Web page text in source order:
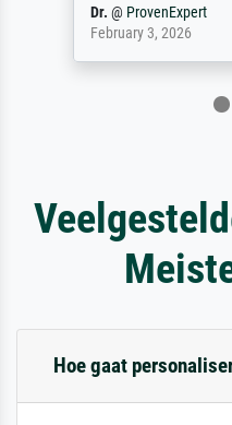
Dr. @ ProvenExpert
February 3, 2026
Hoe gaat